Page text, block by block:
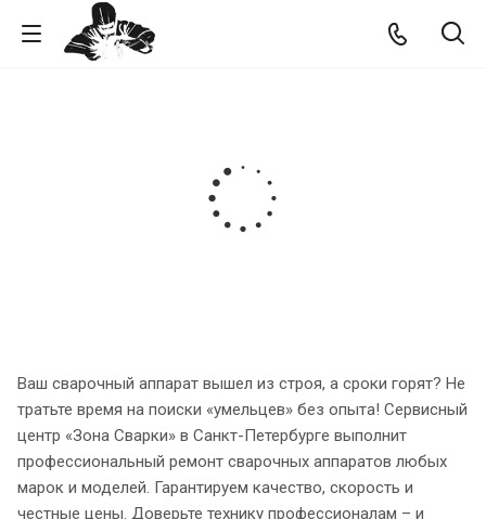
Ваш сварочный аппарат вышел из строя, а сроки горят? Не
тратьте время на поиски «умельцев» без опыта! Сервисный
центр «Зона Сварки» в Санкт-Петербурге выполнит
профессиональный ремонт сварочных аппаратов любых
марок и моделей. Гарантируем качество, скорость и
честные цены. Доверьте технику профессионалам – и